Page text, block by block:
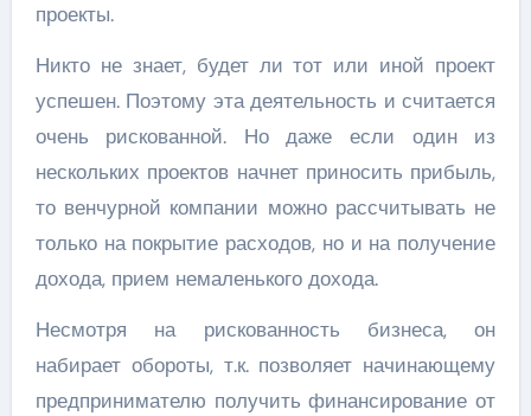
проекты.
Никто не знает, будет ли тот или иной проект
успешен. Поэтому эта деятельность и считается
очень рискованной. Но даже если один из
нескольких проектов начнет приносить прибыль,
то венчурной компании можно рассчитывать не
только на покрытие расходов, но и на получение
дохода, прием немаленького дохода.
Несмотря на рискованность бизнеса, он
набирает обороты, т.к. позволяет начинающему
предпринимателю получить финансирование от